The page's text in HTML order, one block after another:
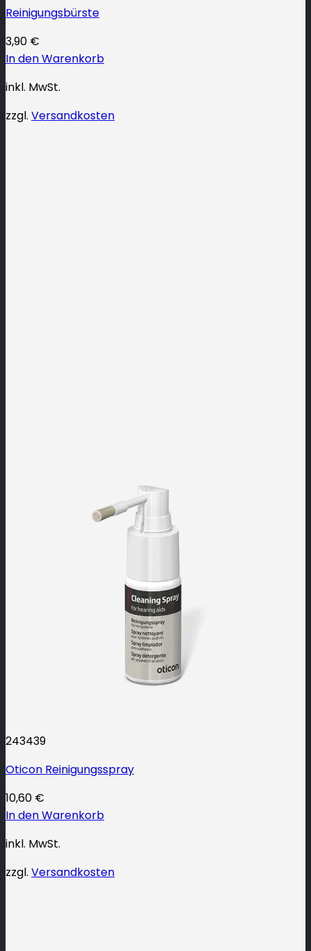
Reinigungsbürste
3,90 €
In den Warenkorb
inkl. MwSt.
zzgl. Versandkosten
243439
Oticon Reinigungsspray
10,60 €
In den Warenkorb
inkl. MwSt.
zzgl. Versandkosten